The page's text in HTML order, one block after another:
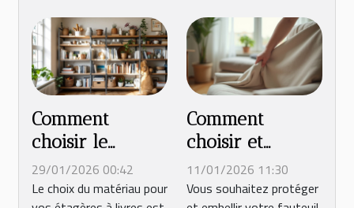
Comment
choisir le
meilleur
matériau pour
29/01/2026 00:42
Le choix du matériau pour
Comment
choisir et
entretenir une
housse pour
11/01/2026 11:30
Vous souhaitez protéger